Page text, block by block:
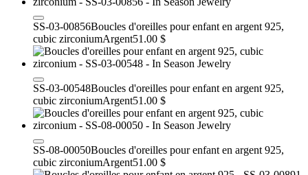
SS-03-00856Boucles d'oreilles pour enfant en argent 925,
cubic zirconiumArgent51.00 $
SS-03-00548Boucles d'oreilles pour enfant en argent 925,
cubic zirconiumArgent51.00 $
SS-08-00050Boucles d'oreilles pour enfant en argent 925,
cubic zirconiumArgent51.00 $